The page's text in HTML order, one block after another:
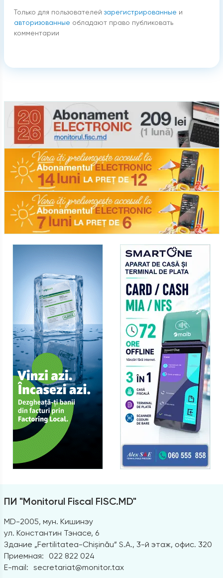
Только для пользователей зарегистрированные и
авторизованные обладают право публиковать
комментарии
ПИ "Monitorul Fiscal FISC.MD"
MD-2005, мун. Кишинэу
ул. Константин Тэнасе, 6
Здание „Fertilitatea-Chișinău” S.A., 3-й этаж, офис. 320
Приемная:
022 822 024
E-mail: secretariat@monitor.tax